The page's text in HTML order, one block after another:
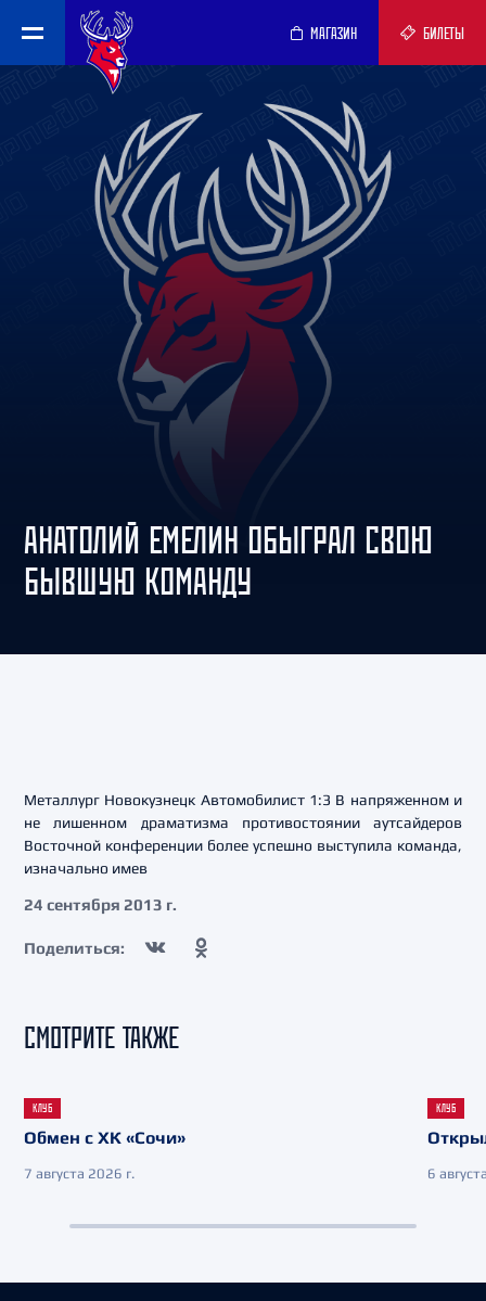
МАГАЗИН БИЛЕТЫ
АНАТОЛИЙ ЕМЕЛИН ОБЫГРАЛ СВОЮ
БЫВШУЮ КОМАНДУ
Металлург Новокузнецк Автомобилист 1:3 В напряженном и
не лишенном драматизма противостоянии аутсайдеров
Восточной конференции более успешно выступила команда,
изначально имев
24 сентября 2013 г.
Поделиться:
СМОТРИТЕ ТАКЖЕ
КЛУБ
Обмен с ХК «Сочи»
7 августа 2026 г.
КЛУБ
6